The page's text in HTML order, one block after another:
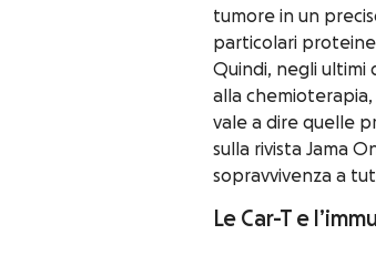
tumore in un
particolari
Quindi, negli
alla
vale a dire quelle
sulla rivista Jama
sopravvivenza a
Le Car-T e